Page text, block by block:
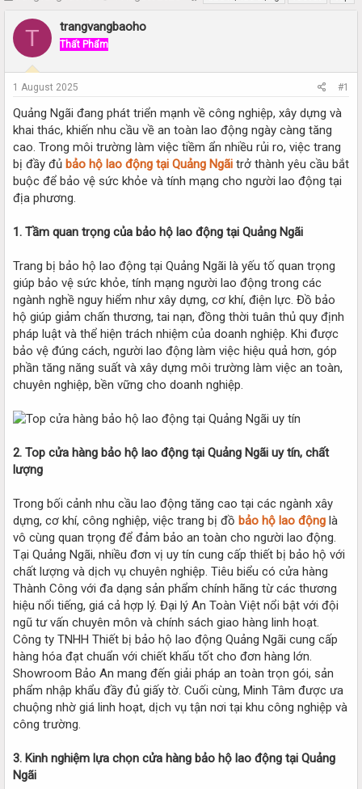
r
a
s
a
r
e
r
a
e
T trangvangbaoho
Thất Phẩm
1 August 2025 #1
Quảng Ngãi đang phát triển mạnh về công nghiệp, xây dựng và
khai thác, khiến nhu cầu về an toàn lao động ngày càng tăng
cao. Trong môi trường làm việc tiềm ẩn nhiều rủi ro, việc trang
bị đầy đủ bảo hộ lao động tại Quảng Ngãi trở thành yêu cầu bắt
buộc để bảo vệ sức khỏe và tính mạng cho người lao động tại
địa phương.
1. Tầm quan trọng của bảo hộ lao động tại Quảng Ngãi
Trang bị bảo hộ lao động tại Quảng Ngãi là yếu tố quan trọng
giúp bảo vệ sức khỏe, tính mạng người lao động trong các
ngành nghề nguy hiểm như xây dựng, cơ khí, điện lực. Đồ bảo
hộ giúp giảm chấn thương, tai nạn, đồng thời tuân thủ quy định
pháp luật và thể hiện trách nhiệm của doanh nghiệp. Khi được
bảo vệ đúng cách, người lao động làm việc hiệu quả hơn, góp
phần tăng năng suất và xây dựng môi trường làm việc an toàn,
chuyên nghiệp, bền vững cho doanh nghiệp.
2. Top cửa hàng bảo hộ lao động tại Quảng Ngãi uy tín, chất
lượng
Trong bối cảnh nhu cầu lao động tăng cao tại các ngành xây
dựng, cơ khí, công nghiệp, việc trang bị đồ bảo hộ lao động là
vô cùng quan trọng để đảm bảo an toàn cho người lao động.
Tại Quảng Ngãi, nhiều đơn vị uy tín cung cấp thiết bị bảo hộ với
chất lượng và dịch vụ chuyên nghiệp. Tiêu biểu có cửa hàng
Thành Công với đa dạng sản phẩm chính hãng từ các thương
hiệu nổi tiếng, giá cả hợp lý. Đại lý An Toàn Việt nổi bật với đội
ngũ tư vấn chuyên môn và chính sách giao hàng linh hoạt.
Công ty TNHH Thiết bị bảo hộ lao động Quảng Ngãi cung cấp
hàng hóa đạt chuẩn với chiết khấu tốt cho đơn hàng lớn.
Showroom Bảo An mang đến giải pháp an toàn trọn gói, sản
phẩm nhập khẩu đầy đủ giấy tờ. Cuối cùng, Minh Tâm được ưa
chuộng nhờ giá linh hoạt, dịch vụ tận nơi tại khu công nghiệp và
công trường.
3. Kinh nghiệm lựa chọn cửa hàng bảo hộ lao động tại Quảng
Ngãi